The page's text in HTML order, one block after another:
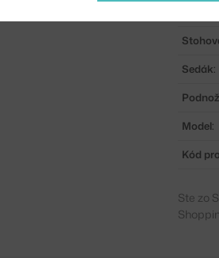
Sedák:
Model:
Kód
Ste zo